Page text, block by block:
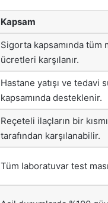
Kapsam
Sigorta kapsamında tüm
ücretleri karşılanır.
Hastane yatışı ve tedavi
kapsamında desteklenir.
Reçeteli ilaçların bir
tarafından karşılanabilir.
Tüm laboratuvar test